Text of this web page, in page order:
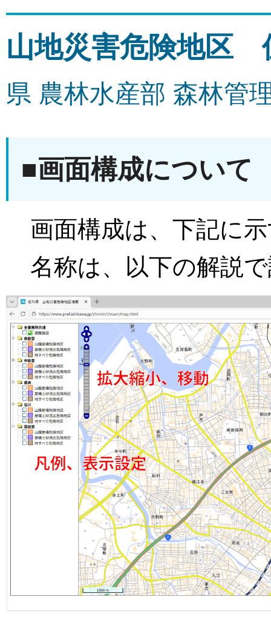
山地災害危険地区
県 農林水産部 森林管
■画面構成について
画面構成は、下記に
名称は、以下の解説